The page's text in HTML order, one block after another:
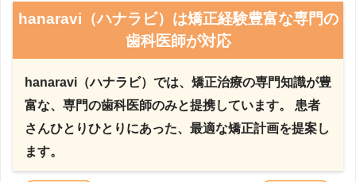
hanaravi（ハナラビ）は矯正経験豊富な専門の
歯科医師が対応
hanaravi（ハナラビ）では、矯正治療の専門知識が豊
富な、専門の歯科医師のみと提携しています。 患者
さんひとりひとりにあった、最適な矯正計画を提案し
ます。